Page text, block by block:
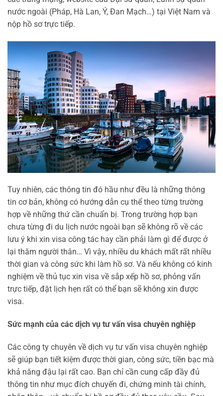
nước ngoài (Pháp, Hà Lan, Ý, Đan Mạch…) tại Việt Nam và
nộp hồ sơ trực tiếp.
Tuy nhiên, các thông tin đó hầu như đều là những thông
tin cơ bản, không có hướng dẫn cụ thể theo từng trường
hợp về những thứ cần chuẩn bị. Trong trường hợp bạn
chưa từng đi du lịch nước ngoài bạn sẽ không rõ về các
lưu ý khi xin visa công tác hay cần phải làm gì để được ở
lại thăm người thân… Vì vậy, nhiều du khách mất rất nhiều
thời gian và công sức khi làm hồ sơ. Và nếu không có kinh
nghiệm về thủ tục xin visa về sắp xếp hồ sơ, phỏng vấn
trực tiếp, đặt lịch hẹn rất có thể bạn sẽ không xin được
visa.
Sức mạnh của các dịch vụ tư vấn visa chuyên nghiệp
Các công ty chuyên về dịch vụ tư vấn visa chuyên nghiệp
sẽ giúp bạn tiết kiệm được thời gian, công sức, tiền bạc mà
khả năng đậu lại rất cao. Bạn chỉ cần cung cấp đầy đủ
thông tin như mục đích chuyến đi, chứng minh tài chính,